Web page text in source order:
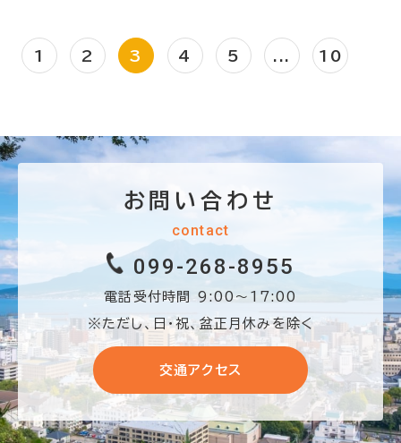
1 2 3 4 5 ... 10
お問い合わせ
contact
099-268-8955
電話受付時間 9:00〜17:00
※ただし、日・祝、盆正月休みを除く
交通アクセス